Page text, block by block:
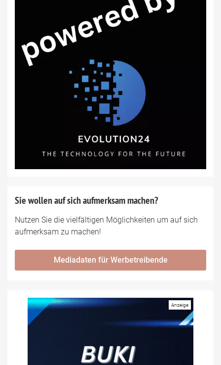
Sie wollen auf sich aufmerksam machen?
Nutzen Sie die vielfältigen Möglichkeiten um auf sich
aufmerksam zu machen!
Mediadaten für Werbetreibende